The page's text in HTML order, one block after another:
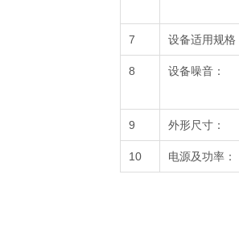
7 设备适用规格
8 设备噪音：
9 外形尺寸：
10 电源及功率：